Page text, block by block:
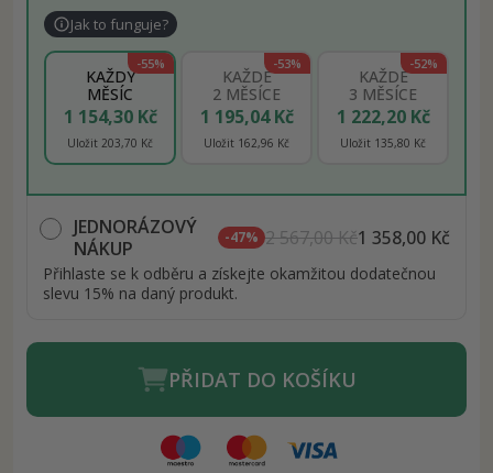
Jak to funguje?
-55%
KAŽDÝ
MĚSÍC
1 154,30 Kč
Uložit 203,70 Kč
-53%
KAŽDÉ
2 MĚSÍCE
1 195,04 Kč
Uložit 162,96 Kč
-52%
KAŽDÉ
3 MĚSÍCE
1 222,20 Kč
Uložit 135,80 Kč
JEDNORÁZOVÝ
NÁKUP
-47% 2 567,00 Kč1 358,00 Kč
Přihlaste se k odběru a získejte okamžitou dodatečnou
slevu 15% na daný produkt.
PŘIDAT DO KOŠÍKU